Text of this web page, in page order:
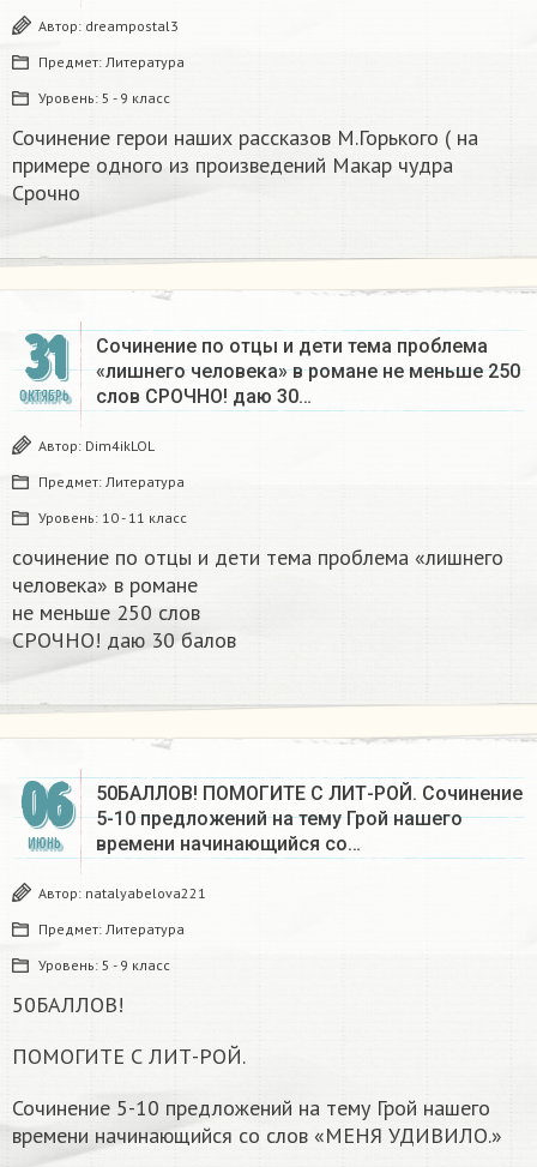
Автор: dreampostal3
Предмет: Литература
Уровень: 5 - 9 класс
Сочинение герои наших рассказов М.Горького ( на
примере одного из произведений Макар чудра
Срочно​
31
ОКТЯБРЬ
Сочинение по отцы и дети тема проблема
«лишнего человека» в романе не меньше 250
слов СРОЧНО! даю 30…
Автор: Dim4ikLOL
Предмет: Литература
Уровень: 10 - 11 класс
сочинение по отцы и дети тема проблема «лишнего
человека» в романе
не меньше 250 слов
СРОЧНО! даю 30 балов​
06
ИЮНЬ
50БАЛЛОВ! ПОМОГИТЕ С ЛИТ-РОЙ. Сочинение
5-10 предложений на тему Грой нашего
времени начинающийся со…
Автор: natalyabelova221
Предмет: Литература
Уровень: 5 - 9 класс
50БАЛЛОВ!
ПОМОГИТЕ С ЛИТ-РОЙ.
Сочинение 5-10 предложений на тему Грой нашего
времени начинающийся со слов «МЕНЯ УДИВИЛО.»